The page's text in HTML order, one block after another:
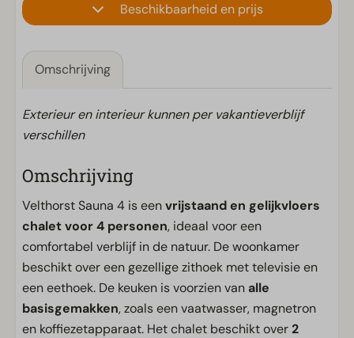
Beschikbaarheid en prijs
Omschrijving
Exterieur en interieur kunnen per vakantieverblijf
verschillen
Omschrijving
Velthorst Sauna 4 is eenvrijstaand en gelijkvloers
chalet voor 4 personen, ideaal voor een
comfortabel verblijf in de natuur. De woonkamer
beschikt over een gezellige zithoek met televisie en
een eethoek. De keuken is voorzien van alle
basisgemakken, zoals een vaatwasser, magnetron
en koffiezetapparaat. Het chalet beschikt over2